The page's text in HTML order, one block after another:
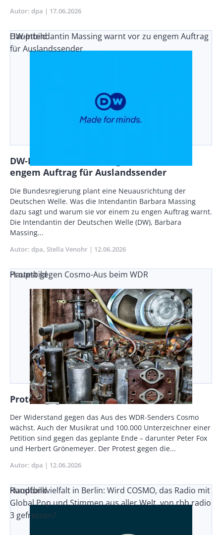
Autor dpa Publikationsdatum
17.06.2026
DW-Intendantin Massing warnt vor zu engem Auftrag
für Auslandssender
Hauptbild
DW-Intendantin Massing warnt vor zu
engem Auftrag für Auslandssender
Body
Die Bundesregierung plant eine Neuausrichtung der
Deutschen Welle. Was die Intendantin Barbara Massing
dazu sagt und warum sie vor einem zu engen Auftrag warnt.
Die Intendantin der Deutschen Welle (DW), Barbara
Massing...
Autor dpa Stella Venohr Publikationsdatum
12.06.2026
Protest gegen Cosmo-Aus beim WDR
Hauptbild
Protest gegen Cosmo-Aus beim WDR
Body
Der Widerstand gegen das Aus des WDR-Senders Cosmo
wächst. Auch der Musikrat und 100.000 Unterzeichner einer
Petition sind gegen das geplante Ende – darunter Peter Fox
und Herbert Grönemeyer. Der Protest gegen die...
Autor dpa Publikationsdatum
12.06.2026
Rundfunkvielfalt in Berlin: Wird COSMO, das Radio mit
Global Pop und Stimmen aus aller Welt, von rbb radio
3 gefressen?
Hauptbild